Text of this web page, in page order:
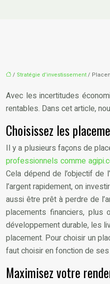
/ Stratégie d’investissement/
Avec les incertitudes
rentables. Dans cet article,
Choisissez les
Il y a plusieurs façons de
professionnels comme
Cela dépend de l’objectif de
l’argent rapidement, on
aussi être prêt à perdre de
placements financiers,
développement durable, les
placement. Pour choisir un
faut choisir en fonction de
Maximisez votre